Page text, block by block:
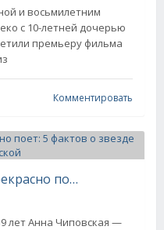
и восьмилетним
с 10-летней дочерью
премьеру фильма
Комментировать
Тайно вышла замуж и прекрасно поет: 5 фактов о звезде сериала «Оттепель» Анне Чиповской
лет Анна Чиповская —